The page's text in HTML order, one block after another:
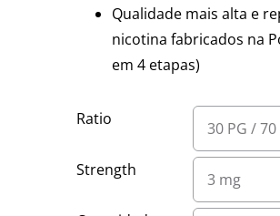
Qualidade mais alta e
nicotina fabricados na
em 4 etapas)
Ratio
Strength